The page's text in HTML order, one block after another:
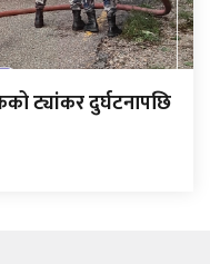
ट्यांकर दुर्घटनापछि